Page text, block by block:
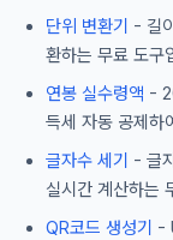
단위 변환기 - 길
환하는 무료 도구
연봉 실수령액 -
득세 자동 공제하
글자수 세기 - 글
실시간 계산하는
QR코드 생성기 -